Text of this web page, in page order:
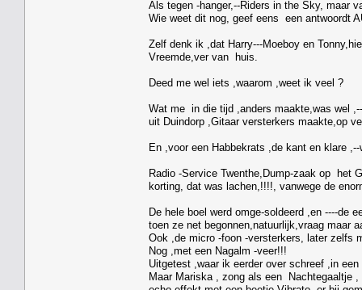
Als tegen -hanger,--Riders in the Sky, maar
Wie weet dit nog, geef eens een antwoordt
Zelf denk ik ,dat Harry---Moeboy en
Vreemde,ver van huis.
Deed me wel iets ,waarom ,weet ik veel ?
Wat me in die tijd ,anders maakte,was wel
uit Duindorp ,Gitaar versterkers maakte,op
En ,voor een Habbekrats ,de kant en klare
Radio -Service Twenthe,Dump-zaak op het
korting, dat was lachen,!!!!, vanwege de
De hele boel werd omge-soldeerd ,en ----
toen ze net begonnen,natuurlijk,vraag maar
Ook ,de micro -foon -versterkers, later
Nog ,met een Nagalm -veer!!!
Uitgetest ,waar ik eerder over schreef ,in
Maar Mariska , zong als een Nachtegaaltje